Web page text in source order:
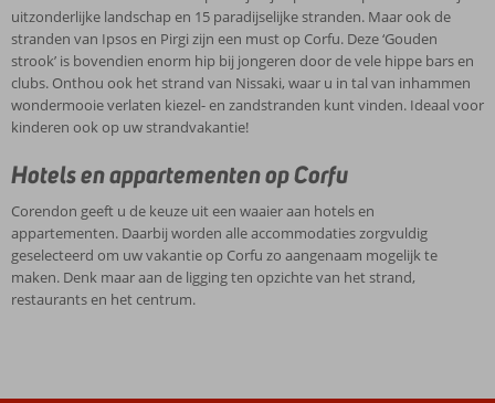
uitzonderlijke landschap en 15 paradijselijke stranden. Maar ook de
stranden van Ipsos en Pirgi zijn een must op Corfu. Deze ‘Gouden
strook’ is bovendien enorm hip bij jongeren door de vele hippe bars en
clubs. Onthou ook het strand van Nissaki, waar u in tal van inhammen
wondermooie verlaten kiezel- en zandstranden kunt vinden. Ideaal voor
kinderen ook op uw strandvakantie!
Hotels en appartementen op Corfu
Corendon geeft u de keuze uit een waaier aan hotels en
appartementen. Daarbij worden alle accommodaties zorgvuldig
geselecteerd om uw vakantie op Corfu zo aangenaam mogelijk te
maken. Denk maar aan de ligging ten opzichte van het strand,
restaurants en het centrum.